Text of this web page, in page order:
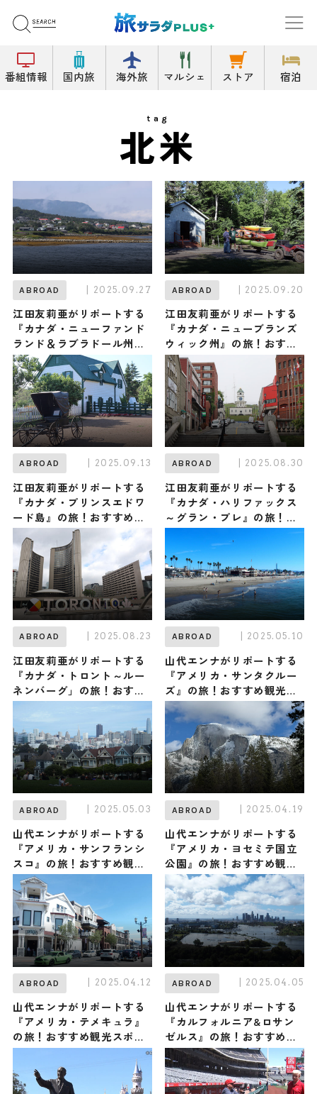
番組情報 国内旅 海外旅 マルシェ ストア 宿泊
tag
北米
ABROAD | 2025.09.27
江田友莉亜がリポートする
『カナダ・ニューファンド
ランド＆ラブラドール州』
の旅！おすすめ観光スポッ
トやグルメを紹介 2025年9
月27日放送
ABROAD | 2025.09.20
江田友莉亜がリポートする
『カナダ・ニューブランズ
ウィック州』の旅！おすす
め観光スポットやグルメを
紹介 2025年9月20日放送
ABROAD | 2025.09.13
江田友莉亜がリポートする
『カナダ・プリンスエドワ
ード島』の旅！おすすめ観
光スポットやグルメを紹介
2025年9月13日放送
ABROAD | 2025.08.30
江田友莉亜がリポートする
『カナダ・ハリファックス
～グラン・プレ』の旅！お
すすめ観光スポットやグル
メを紹介 2025年8月30日放
送
ABROAD | 2025.08.23
江田友莉亜がリポートする
『カナダ・トロント～ルー
ネンバーグ」の旅！おすす
め観光スポットやグルメを
紹介 2025年8月23日放送
ABROAD | 2025.05.10
山代エンナがリポートする
『アメリカ・サンタクルー
ズ』の旅！おすすめ観光ス
ポットやグルメを紹介
2025年5月10日放送
ABROAD | 2025.05.03
山代エンナがリポートする
『アメリカ・サンフランシ
スコ』の旅！おすすめ観光
スポットやグルメを紹介
2025年5月3日放送
ABROAD | 2025.04.19
山代エンナがリポートする
『アメリカ・ヨセミテ国立
公園』の旅！おすすめ観光
スポットやグルメを紹介
2025年4月19日放送
ABROAD | 2025.04.12
山代エンナがリポートする
『アメリカ・テメキュラ』
の旅！おすすめ観光スポッ
トやグルメを紹介 2025年4
月12日放送
ABROAD | 2025.04.05
山代エンナがリポートする
『カルフォルニア&ロサン
ゼルス』の旅！おすすめ観
光スポットやグルメを紹介
2025年4月5日放送